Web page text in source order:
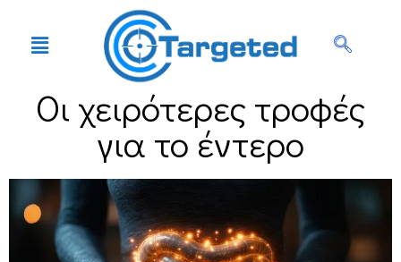
Οι χειρότερες τροφές
για το έντερο